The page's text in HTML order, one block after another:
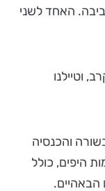
האחד לשני
וטיילנו
והכנסיה
היפים, כולל
הבאהיים.